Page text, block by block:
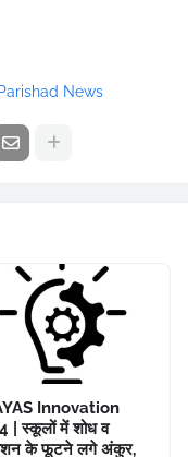
News
Innovation
| स्कूलों में शोध व
के फूटने लगे अंकुर,